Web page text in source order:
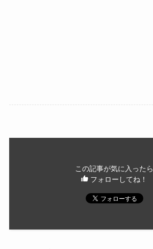
この記事が気に入ったら
フォローしてね！